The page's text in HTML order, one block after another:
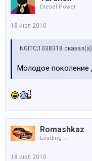
Diesel Power
18 июл 2010
NGITC;1038318
Молодое
Romashkaz
Loading ...
18 июл 2010